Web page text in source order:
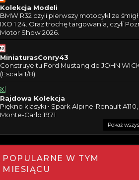
Kolekcja Modeli
BMW R32 czyli pierwszy motocykl ze
IXO 1:24. Oraz trochę targowania, czyli
Motor Show 2026.
MiniaturasConry43
Construye tu Ford Mustang de JOHN
(Escala 1/8).
Rajdowa Kolekcja
Piękno klasyki • Spark Alpine-Renault A110,
Monte-Carlo 1971
Pokaż
POPULARNE W TYM
MIESIĄCU